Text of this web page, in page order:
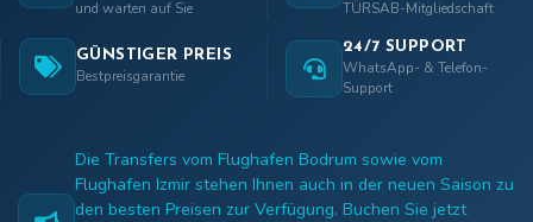
und warten auf Sie
TÜRSAB-Mitgliedschaft
GÜNSTIGER PREIS
Bestpreisgarantie
24/7 SUPPORT
WhatsApp- & Telefon-
Support
Die Transfers vom Flughafen Bodrum sowie vom
Flughafen Izmir stehen Ihnen auch in der neuen Saison zu
den besten Preisen zur Verfügung. Buchen Sie jetzt